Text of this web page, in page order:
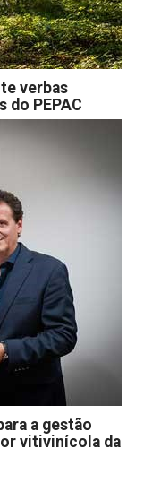
verbas
do PEPAC
a gestão
vitivinícola da